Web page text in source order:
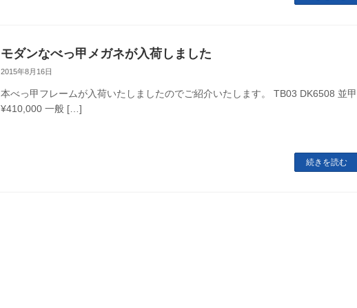
モダンなべっ甲メガネが入荷しました
2015年8月16日
本べっ甲フレームが入荷いたしましたのでご紹介いたします。 TB03 DK6508 並甲
¥410,000 一般 […]
続きを読む